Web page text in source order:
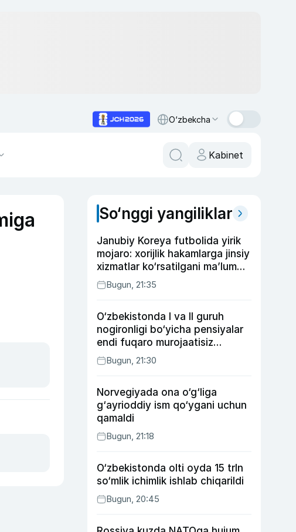
O‘zbekcha
Kabinet
So‘nggi yangiliklar
Janubiy Koreya futbolida yirik
mojaro: xorijlik hakamlarga jinsiy
xizmatlar ko‘rsatilgani ma’lum
qilindi
Bugun, 21:35
O‘zbekistonda I va II guruh
nogironligi bo‘yicha pensiyalar
endi fuqaro murojaatisiz
tayinlanishi mumkin
Bugun, 21:30
Norvegiyada ona o‘g‘liga
g‘ayrioddiy ism qo‘ygani uchun
qamaldi
Bugun, 21:18
O‘zbekistonda olti oyda 15 trln
so‘mlik ichimlik ishlab chiqarildi
Bugun, 20:45